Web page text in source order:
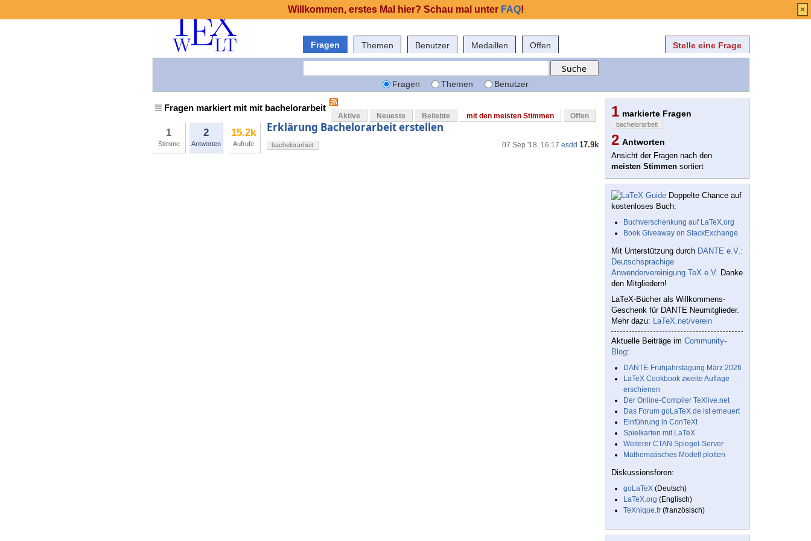
Fragen Themen Benutzer Medaillen Offen Stelle eine Frage
Fragen Themen Benutzer
Fragen markiert mit mit bachelorarbeit
Aktive Neueste Beliebte mit den meisten Stimmen Offen
1
Stimme
2
Antworten
15.2k
Aufrufe
Erklärung Bachelorarbeit erstellen
07 Sep '18, 16:17 esdd 17.9k
bachelorarbeit
1 markierte Fragen
bachelorarbeit
2 Antworten
Ansicht der Fragen nach den
meisten Stimmen sortiert
Doppelte Chance auf
kostenloses Buch:
Buchverschenkung auf LaTeX.org
Book Giveaway on StackExchange
Mit Unterstützung durch DANTE e.V.:
Deutschsprachige
Anwendervereinigung TeX e.V. Danke
den Mitgliedern!
LaTeX-Bücher als Willkommens-
Geschenk für DANTE Neumitglieder.
Mehr dazu: LaTeX.net/verein
Aktuelle Beiträge im Community-
Blog:
DANTE-Frühjahrstagung März 2026
LaTeX Cookbook zweite Auflage
erschienen
Der Online-Compiler TeXlive.net
Das Forum goLaTeX.de ist erneuert
Einführung in ConTeXt
Spielkarten mit LaTeX
Weiterer CTAN Spiegel-Server
Mathematisches Modell plotten
Diskussionsforen:
goLaTeX (Deutsch)
LaTeX.org (Englisch)
TeXnique.fr (französisch)
Willkommen, erstes Mal hier? Schau mal unter FAQ! ×